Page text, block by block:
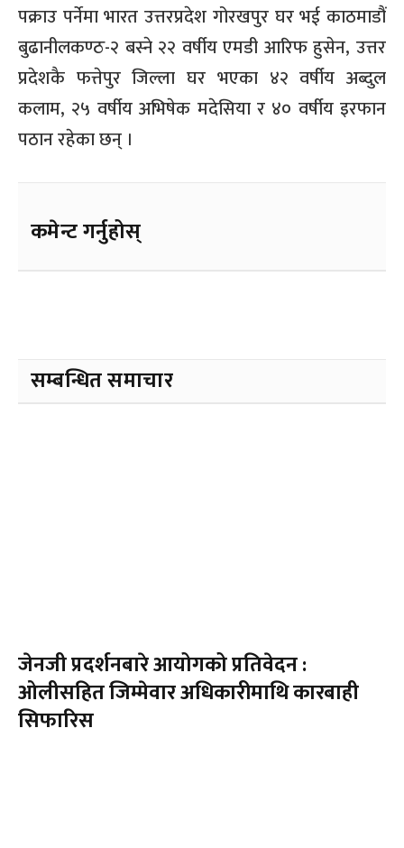
पक्राउ पर्नेमा भारत उत्तरप्रदेश गोरखपुर घर भई काठमाडौं
बुढानीलकण्ठ-२ बस्ने २२ वर्षीय एमडी आरिफ हुसेन, उत्तर
प्रदेशकै फत्तेपुर जिल्ला घर भएका ४२ वर्षीय अब्दुल
कलाम, २५ वर्षीय अभिषेक मदेसिया र ४० वर्षीय इरफान
पठान रहेका छन् ।
कमेन्ट गर्नुहोस्
सम्बन्धित समाचार
जेनजी प्रदर्शनबारे आयोगको प्रतिवेदन :
ओलीसहित जिम्मेवार अधिकारीमाथि कारबाही
सिफारिस